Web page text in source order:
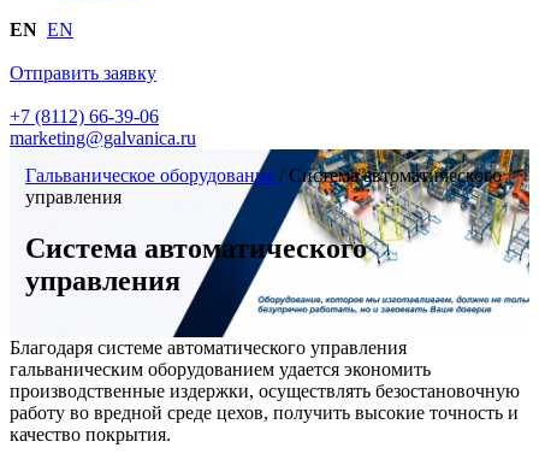
EN EN
Отправить заявку
+7 (8112) 66-39-06
marketing@galvanica.ru
Гальваническое оборудование / Система автоматического
управления
Система автоматического
управления
Благодаря системе автоматического управления
гальваническим оборудованием удается экономить
производственные издержки, осуществлять безостановочную
работу во вредной среде цехов, получить высокие точность и
качество покрытия.